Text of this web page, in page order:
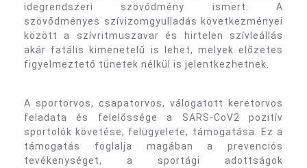
idegrendszeri szövődmény ismert. A
szövődményes szívizomgyulladás következményei
között a szívritmuszavar és hirtelen szívleállás
akár fatális kimenetelű is lehet, melyek előzetes
figyelmeztető tünetek nélkül is jelentkezhetnek.
A sportorvos, csapatorvos, válogatott keretorvos
feladata és felelőssége a SARS-CoV2 pozitív
sportolók követése, felügyelete, támogatása. Ez a
támogatás foglalja magában a prevenciós
tevékenységet, a sportági adottságok